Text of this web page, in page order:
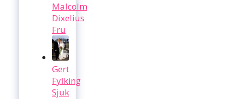
Malcolm
Dixelius
Fru
Gert
Fylking
Sjuk